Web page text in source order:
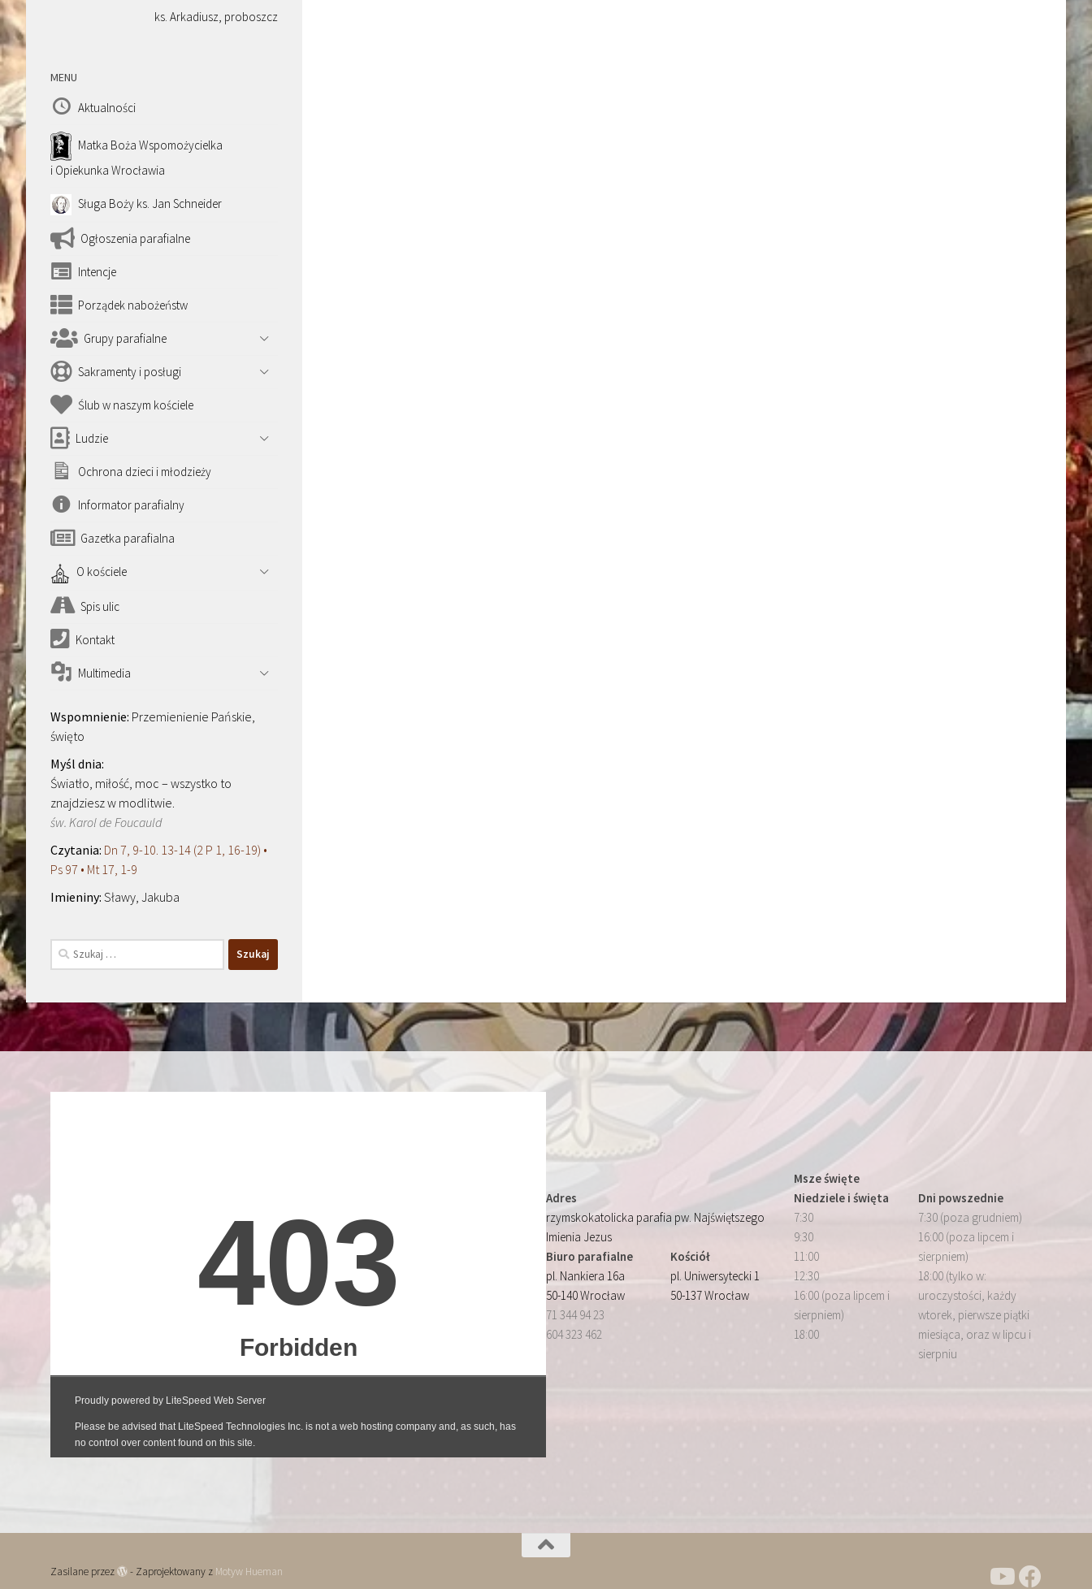
ks. Arkadiusz, proboszcz
MENU
Aktualności
Matka Boża Wspomożycielka
i Opiekunka Wrocławia
Sługa Boży ks. Jan Schneider
Ogłoszenia parafialne
Intencje
Porządek nabożeństw
Grupy parafialne
Sakramenty i posługi
Ślub w naszym kościele
Ludzie
Ochrona dzieci i młodzieży
Informator parafialny
Gazetka parafialna
O kościele
Spis ulic
Kontakt
Multimedia
Przemienienie Pańskie,
święto
Światło, miłość, moc – wszystko to
znajdziesz w modlitwie.
św. Karol de Foucauld
Dn 7, 9-10. 13-14 (2 P 1, 16-19) •
Ps 97 • Mt 17, 1-9
Sławy, Jakuba
Szukaj:
Adres
rzymskokatolicka parafia pw. Najświętszego
Imienia Jezus
Biuro parafialne
pl. Nankiera 16a
50-140 Wrocław
71 344 94 23
604 323 462
Kościół
pl. Uniwersytecki 1
50-137 Wrocław
Msze święte
Niedziele i święta
7:30
9:30
11:00
12:30
16:00 (poza lipcem i
sierpniem)
18:00
Dni powszednie
7:30 (poza grudniem)
16:00 (poza lipcem i
sierpniem)
18:00 (tylko w:
uroczystości, każdy
wtorek, pierwsze piątki
miesiąca, oraz w lipcu i
sierpniu
Zasilane przez - Zaprojektowany z Motyw Hueman